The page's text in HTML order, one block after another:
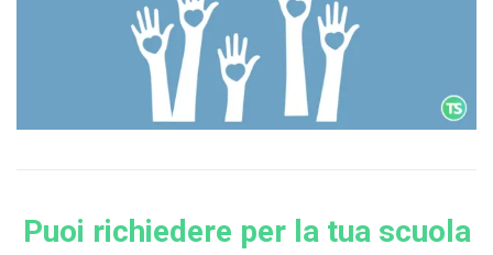
Puoi richiedere per la tua scuola